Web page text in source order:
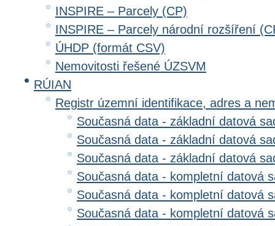
INSPIRE – Parcely (CP)
INSPIRE – Parcely národní rozšíření
ÚHDP (formát CSV)
Nemovitosti řešené ÚZSVM
RÚIAN
Registr územní identifikace, adres a
Současná data - základní datová
Současná data - základní datová
Současná data - základní datová
Současná data - kompletní datová
Současná data - kompletní datová
Současná data - kompletní datová